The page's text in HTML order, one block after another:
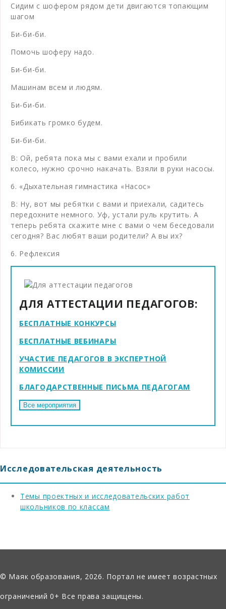
Сидим с шофером рядом дети двигаются топающим
шагом
Би-би-би.
Помочь шоферу надо.
Би-би-би.
Машинам всем и людям.
Би-би-би.
Бибикать громко будем.
Би-би-би.
В: Ой, ребята пока мы с вами ехали и пробили
колесо, нужно срочно накачать. Взяли в руки насосы.
6. «Дыхательная гимнастика «Насос»
В: Ну, вот мы ребятки с вами и приехали, садитесь
передохните немного. Уф, устали руль крутить. А
теперь ребята скажите мне с вами о чем беседовали
сегодня? Вас любят ваши родители? А вы их?
6. Рефлексия
ДЛЯ АТТЕСТАЦИИ ПЕДАГОГОВ:
БЕСПЛАТНЫЕ КОНКУРСЫ
БЕСПЛАТНЫЕ ВЕБИНАРЫ
УЧАСТИЕ ПЕДАГОГОВ В ЭКСПЕРТНОЙ
КОМИССИИ
БЛАГОДАРСТВЕННЫЕ ПИСЬМА ПЕДАГОГАМ
Исследовательская деятельность
Темы проектных и исследовательских работ
школьников по классам
© Маяк образования, 2026. Портал не имеет возрастных
ограничений 0+ Все права защищены.